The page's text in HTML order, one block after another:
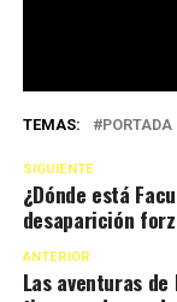
TEMAS: PORTADA
SIGUIENTE
¿Dónde está
desaparición
ANTERIOR
Las aventuras